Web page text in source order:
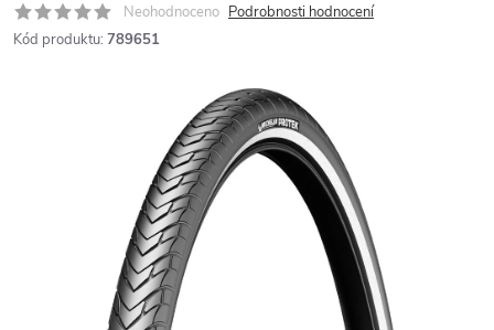
Neohodnoceno Podrobnosti hodnocení
Kód produktu: 789651